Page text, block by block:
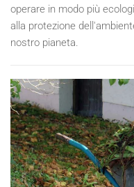
operare in modo più
alla protezione
nostro pianeta.